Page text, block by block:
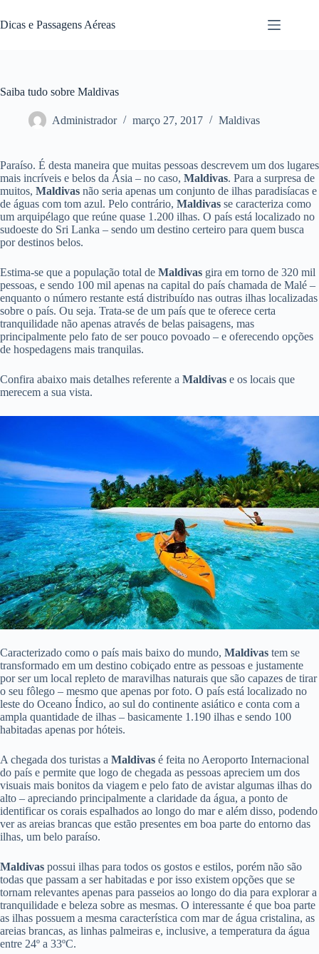
para
o
Dicas e Passagens Aéreas
Saiba tudo sobre Maldivas
Administrador março 27, 2017 Maldivas
Paraíso. É desta maneira que muitas pessoas descrevem um dos lugares
mais incríveis e belos da Ásia – no caso, Maldivas. Para a surpresa de
muitos, Maldivas não seria apenas um conjunto de ilhas paradisíacas e
de águas com tom azul. Pelo contrário, Maldivas se caracteriza como
um arquipélago que reúne quase 1.200 ilhas. O país está localizado no
sudoeste do Sri Lanka – sendo um destino certeiro para quem busca
por destinos belos.
Estima-se que a população total de Maldivas gira em torno de 320 mil
pessoas, e sendo 100 mil apenas na capital do país chamada de Malé –
enquanto o número restante está distribuído nas outras ilhas localizadas
sobre o país. Ou seja. Trata-se de um país que te oferece certa
tranquilidade não apenas através de belas paisagens, mas
principalmente pelo fato de ser pouco povoado – e oferecendo opções
de hospedagens mais tranquilas.
Confira abaixo mais detalhes referente a Maldivas e os locais que
merecem a sua vista.
Caracterizado como o país mais baixo do mundo, Maldivas tem se
transformado em um destino cobiçado entre as pessoas e justamente
por ser um local repleto de maravilhas naturais que são capazes de tirar
o seu fôlego – mesmo que apenas por foto. O país está localizado no
leste do Oceano Índico, ao sul do continente asiático e conta com a
ampla quantidade de ilhas – basicamente 1.190 ilhas e sendo 100
habitadas apenas por hóteis.
A chegada dos turistas a Maldivas é feita no Aeroporto Internacional
do país e permite que logo de chegada as pessoas apreciem um dos
visuais mais bonitos da viagem e pelo fato de avistar algumas ilhas do
alto – apreciando principalmente a claridade da água, a ponto de
identificar os corais espalhados ao longo do mar e além disso, podendo
ver as areias brancas que estão presentes em boa parte do entorno das
ilhas, um belo paraíso.
Maldivas possui ilhas para todos os gostos e estilos, porém não são
todas que passam a ser habitadas e por isso existem opções que se
tornam relevantes apenas para passeios ao longo do dia para explorar a
tranquilidade e beleza sobre as mesmas. O interessante é que boa parte
as ilhas possuem a mesma característica com mar de água cristalina, as
areias brancas, as linhas palmeiras e, inclusive, a temperatura da água
entre 24º a 33ºC.